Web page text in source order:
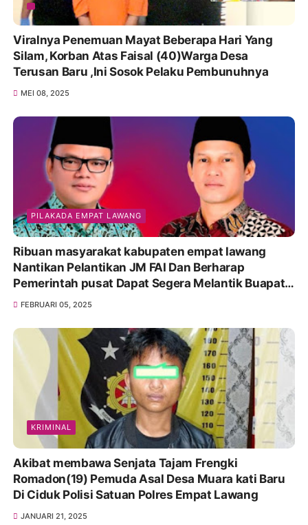
Viralnya Penemuan Mayat Beberapa Hari Yang
Silam, Korban Atas Faisal (40)Warga Desa
Terusan Baru ,Ini Sosok Pelaku Pembunuhnya
MEI 08, 2025
PILAKADA EMPAT LAWANG
Ribuan masyarakat kabupaten empat lawang
Nantikan Pelantikan JM FAI Dan Berharap
Pemerintah pusat Dapat Segera Melantik Buapati
dan Wakil bupati pilihan Rakyat,
FEBRUARI 05, 2025
KRIMINAL
Akibat membawa Senjata Tajam Frengki
Romadon(19) Pemuda Asal Desa Muara kati Baru
Di Ciduk Polisi Satuan Polres Empat Lawang
JANUARI 21, 2025